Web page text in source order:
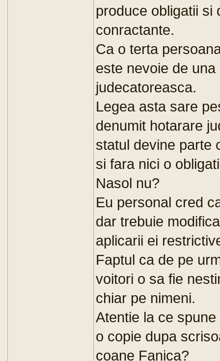
produce obligatii si
conractante.
Ca o terta
este nevoie de
judecatoreasca.
Legea asta sare
denumit hotarare
statul devine parte
si fara nici o
Nasol nu?
Eu personal cred
dar trebuie
aplicarii ei
Faptul ca de pe
voitori o sa fie
chiar pe nimeni.
Atentie la ce
o copie dupa
coane Fanica?